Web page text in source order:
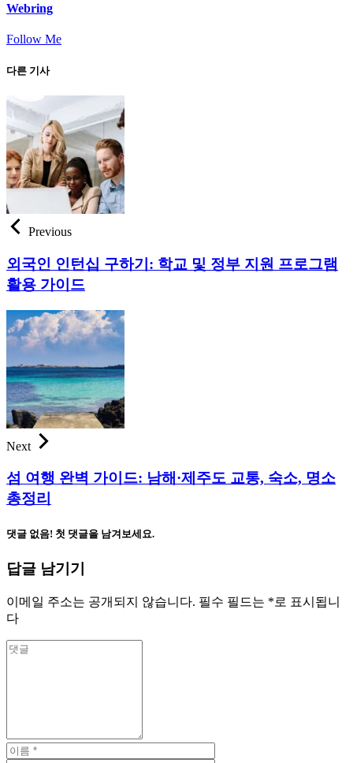
Webring
Follow Me
다른 기사
Previous
외국인 인턴십 구하기: 학교 및 정부 지원 프로그램
활용 가이드
Next
섬 여행 완벽 가이드: 남해·제주도 교통, 숙소, 명소
총정리
댓글 없음! 첫 댓글을 남겨보세요.
답글 남기기
이메일 주소는 공개되지 않습니다. 필수 필드는 *로 표시됩니
다